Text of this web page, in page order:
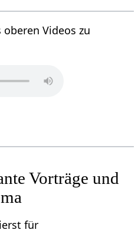
Videos zu
Vorträge und
für